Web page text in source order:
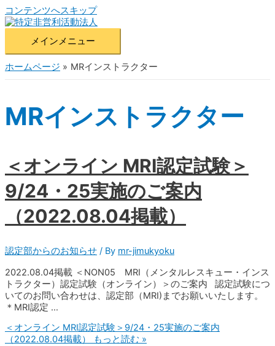
コンテンツへスキップ
メインメニュー
ホームページ MRインストラクター
MRインストラクター
＜オンライン MRI認定試験＞
9/24・25実施のご案内
（2022.08.04掲載）
認定部からのお知らせ / By mr-jimukyoku
2022.08.04掲載 ＜NON05 MRI（メンタルレスキュー・インス
トラクター）認定試験（オンライン）＞のご案内 認定試験につ
いてのお問い合わせは、認定部（MRI)までお願いいたします。
＊MRI認定 …
＜オンライン MRI認定試験＞9/24・25実施のご案内
（2022.08.04掲載）
もっと読む »